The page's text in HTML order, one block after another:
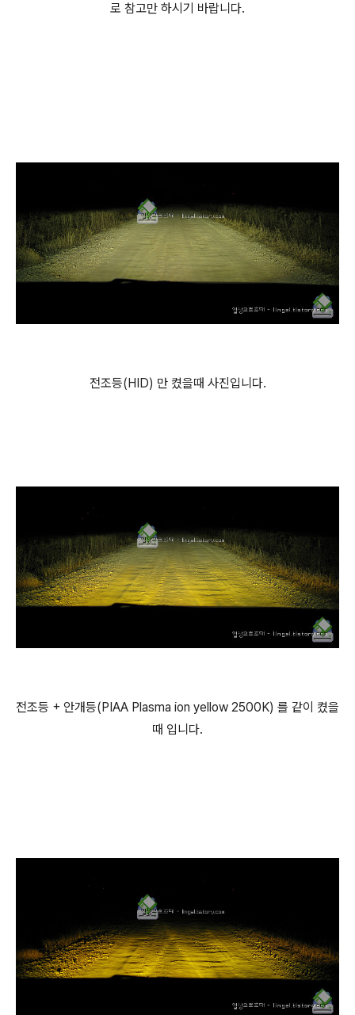
로 참고만 하시기 바랍니다.
전조등(HID) 만 켰을때 사진입니다.
전조등 + 안개등(PIAA Plasma ion yellow 2500K) 를 같이 켰을
때 입니다.